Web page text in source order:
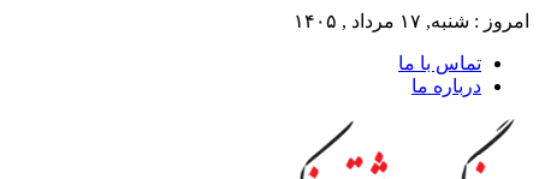
امروز : شنبه, ۱۷ مرداد , ۱۴۰۵
تماس با ما
درباره ما